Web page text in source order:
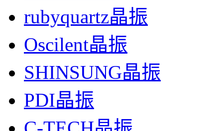
rubyquartz晶振
Oscilent晶振
SHINSUNG晶振
PDI晶振